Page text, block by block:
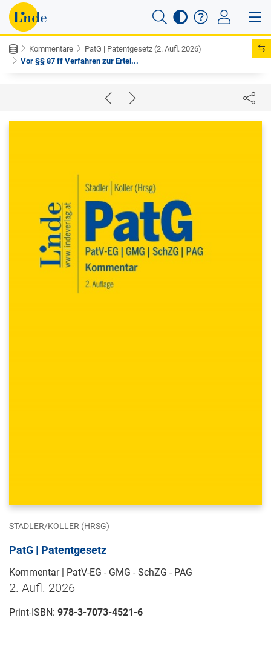
Kommentare
PatG | Patentgesetz (2. Aufl. 2026)
Vor §§ 87 ff Verfahren zur Ertei...
STADLER/KOLLER (HRSG)
PatG | Patentgesetz
Kommentar | PatV-EG - GMG - SchZG - PAG
2. Aufl. 2026
Print-ISBN: 978-3-7073-4521-6